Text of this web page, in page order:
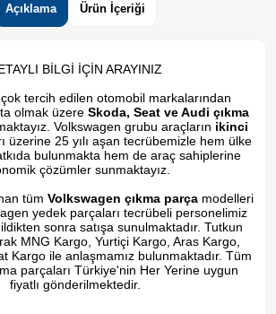
Açıklama Ürün İçeriği
BİLGİ İÇİN ARAYINIZ
tercih edilen otomobil markalarından
olmak üzere Skoda, Seat ve Audi çıkma
Volkswagen grubu araçların ikinci
üzerine 25 yılı aşan tecrübemizle hem ülke
bulunmakta hem de araç sahiplerine
çözümler sunmaktayız.
tüm Volkswagen çıkma parçamodelleri
yedek parçaları tecrübeli personelimiz
sonra satışa sunulmaktadır. Tutkun
MNG Kargo, Yurtiçi Kargo, Aras Kargo,
Kargo ile anlaşmamız bulunmaktadır. Tüm
parçaları Türkiye'nin Her Yerine uygun
fiyatlı gönderilmektedir.